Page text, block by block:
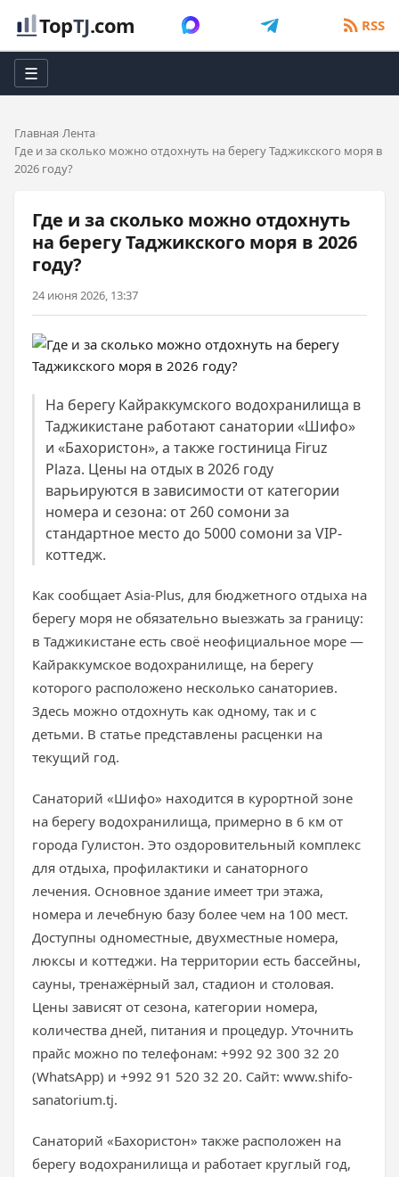
TopTJ.com RSS
☰
Главная Лента
Где и за сколько можно отдохнуть на берегу Таджикского моря в
2026 году?
Где и за сколько можно отдохнуть
на берегу Таджикского моря в 2026
году?
24 июня 2026, 13:37
На берегу Кайраккумского водохранилища в
Таджикистане работают санатории «Шифо»
и «Бахористон», а также гостиница Firuz
Plaza. Цены на отдых в 2026 году
варьируются в зависимости от категории
номера и сезона: от 260 сомони за
стандартное место до 5000 сомони за VIP-
коттедж.
Как сообщает Asia-Plus, для бюджетного отдыха на
берегу моря не обязательно выезжать за границу:
в Таджикистане есть своё неофициальное море —
Кайраккумское водохранилище, на берегу
которого расположено несколько санаториев.
Здесь можно отдохнуть как одному, так и с
детьми. В статье представлены расценки на
текущий год.
Санаторий «Шифо» находится в курортной зоне
на берегу водохранилища, примерно в 6 км от
города Гулистон. Это оздоровительный комплекс
для отдыха, профилактики и санаторного
лечения. Основное здание имеет три этажа,
номера и лечебную базу более чем на 100 мест.
Доступны одноместные, двухместные номера,
люксы и коттеджи. На территории есть бассейны,
сауны, тренажёрный зал, стадион и столовая.
Цены зависят от сезона, категории номера,
количества дней, питания и процедур. Уточнить
прайс можно по телефонам: +992 92 300 32 20
(WhatsApp) и +992 91 520 32 20. Сайт: www.shifo-
sanatorium.tj.
Санаторий «Бахористон» также расположен на
берегу водохранилища и работает круглый год,